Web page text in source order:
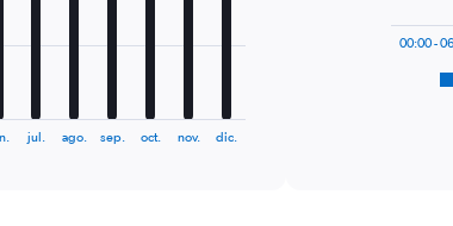
jul. ago. sep. oct. nov. dic.
00:00 -